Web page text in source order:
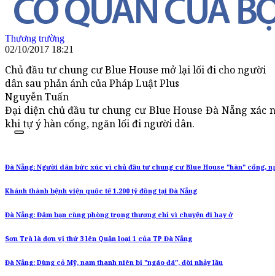
Thương trường
02/10/2017 18:21
Chủ đầu tư chung cư Blue House mở lại lối đi cho người
dân sau phản ánh của Pháp Luật Plus
Nguyễn Tuấn
Đại diện chủ đầu tư chung cư Blue House Đà Nẵng xác
khi tự ý hàn cổng, ngăn lối đi người dân.
Đà Nẵng: Người dân bức xúc vì chủ đầu tư chung cư Blue House "hàn" cổng,
Khánh thành bệnh viện quốc tế 1.200 tỷ đồng tại Đà Nẵng
Đà Nẵng: Đâm bạn cùng phòng trọng thương chỉ vì chuyện đi hay ở
Sơn Trà là đơn vị thứ 3 lên Quận loại 1 của TP Đà Nẵng
Đà Nẵng: Dùng cỏ Mỹ, nam thanh niên bị "ngáo đá", đòi nhảy lầu